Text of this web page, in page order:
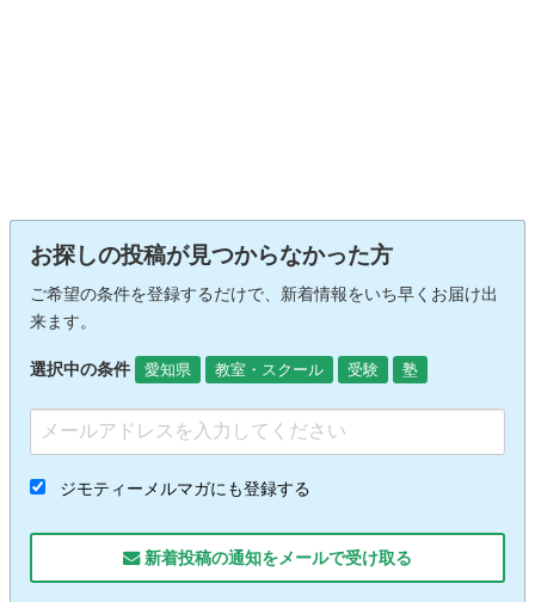
お探しの投稿が見つからなかった方
ご希望の条件を登録するだけで、新着情報をいち早くお届け出
来ます。
選択中の条件 愛知県 教室・スクール 受験 塾
ジモティーメルマガにも登録する
新着投稿の通知をメールで受け取る